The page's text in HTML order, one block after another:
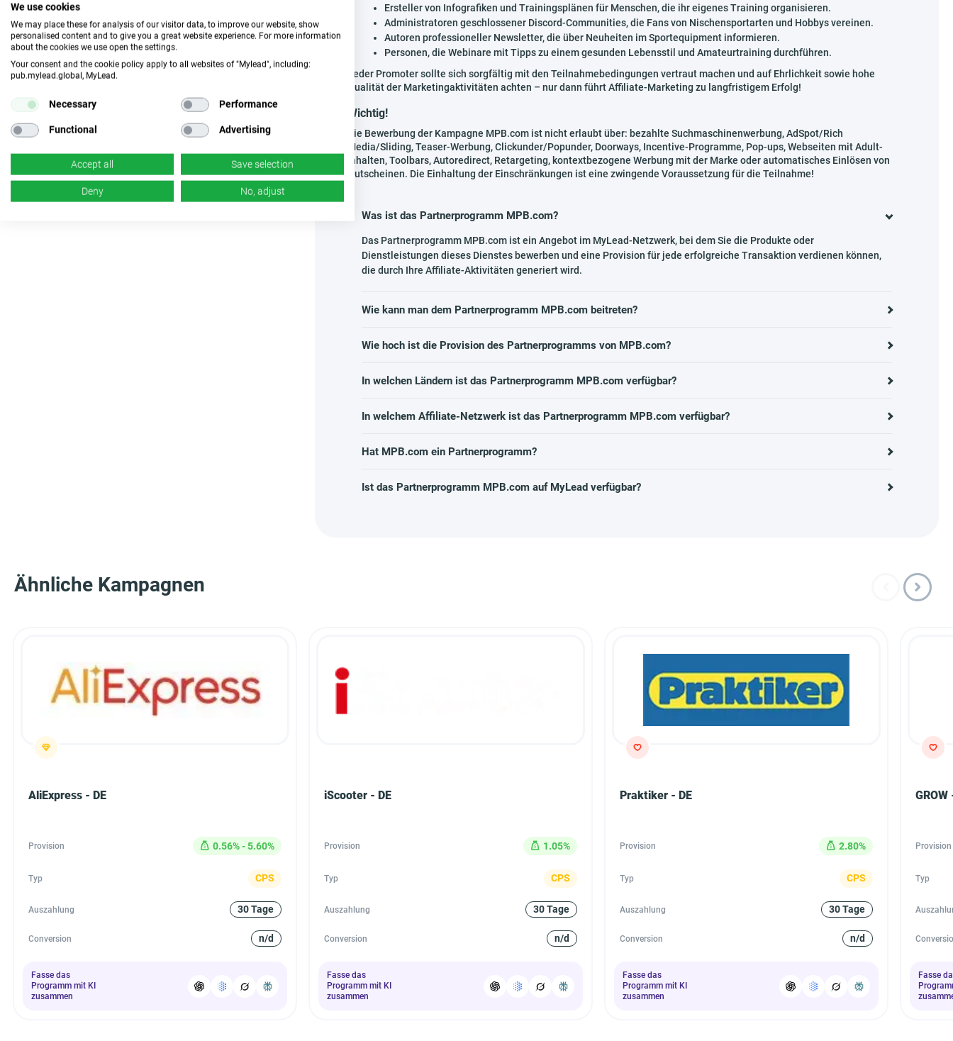
Ersteller von Infografiken und Trainingsplänen für Menschen, die ihr eigenes Training organisieren.
Administratoren geschlossener Discord-Communities, die Fans von Nischensportarten und Hobbys vereinen.
Autoren professioneller Newsletter, die über Neuheiten im Sportequipment informieren.
Personen, die Webinare mit Tipps zu einem gesunden Lebensstil und Amateurtraining durchführen.
Jeder Promoter sollte sich sorgfältig mit den Teilnahmebedingungen vertraut machen und auf Ehrlichkeit sowie hohe
Qualität der Marketingaktivitäten achten – nur dann führt Affiliate-Marketing zu langfristigem Erfolg!
Wichtig!
Die Bewerbung der Kampagne MPB.com ist nicht erlaubt über: bezahlte Suchmaschinenwerbung, AdSpot/Rich
Media/Sliding, Teaser-Werbung, Clickunder/Popunder, Doorways, Incentive-Programme, Pop-ups, Webseiten mit Adult-
Inhalten, Toolbars, Autoredirect, Retargeting, kontextbezogene Werbung mit der Marke oder automatisches Einlösen von
Gutscheinen. Die Einhaltung der Einschränkungen ist eine zwingende Voraussetzung für die Teilnahme!
Was ist das Partnerprogramm MPB.com?
Das Partnerprogramm MPB.com ist ein Angebot im MyLead-Netzwerk, bei dem Sie die Produkte oder
Dienstleistungen dieses Dienstes bewerben und eine Provision für jede erfolgreiche Transaktion verdienen können,
die durch Ihre Affiliate-Aktivitäten generiert wird.
Wie kann man dem Partnerprogramm MPB.com beitreten?
Wie hoch ist die Provision des Partnerprogramms von MPB.com?
In welchen Ländern ist das Partnerprogramm MPB.com verfügbar?
In welchem Affiliate-Netzwerk ist das Partnerprogramm MPB.com verfügbar?
Hat MPB.com ein Partnerprogramm?
Ist das Partnerprogramm MPB.com auf MyLead verfügbar?
Ähnliche Kampagnen
AliExpress - DE
Provision 0.56% - 5.60%
Typ CPS
Auszahlung 30 Tage
Conversion n/d
Fasse das
Programm mit KI
zusammen
iScooter - DE
Provision 1.05%
Typ CPS
Auszahlung 30 Tage
Conversion n/d
Fasse das
Programm mit KI
zusammen
Praktiker - DE
Provision 2.80%
Typ CPS
Auszahlung 30 Tage
Conversion n/d
Fasse das
Programm mit KI
zusammen
GROW
Provision
Typ
Fasse
We use cookies
We may place these for analysis of our visitor data, to improve our website, show
personalised content and to give you a great website experience. For more information
about the cookies we use open the settings.
Your consent and the cookie policy apply to all websites of "Mylead", including:
pub.mylead.global, MyLead.
Necessary Performance
Functional Advertising
Accept all Save selection
Deny No, adjust